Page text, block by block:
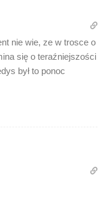
nie wie, ze w trosce o
się o teraźniejszości
był to ponoc